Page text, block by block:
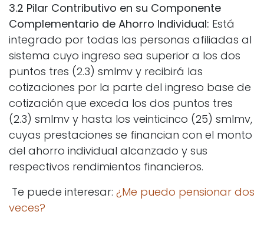
3.2 Pilar Contributivo en su Componente
Complementario de Ahorro Individual: Está
integrado por todas las personas afiliadas al
sistema cuyo ingreso sea superior a los dos
puntos tres (2.3) smlmv y recibirá las
cotizaciones por la parte del ingreso base de
cotización que exceda los dos puntos tres
(2.3) smlmv y hasta los veinticinco (25) smlmv,
cuyas prestaciones se financian con el monto
del ahorro individual alcanzado y sus
respectivos rendimientos financieros.
Te puede interesar: ¿Me puedo pensionar dos
veces?